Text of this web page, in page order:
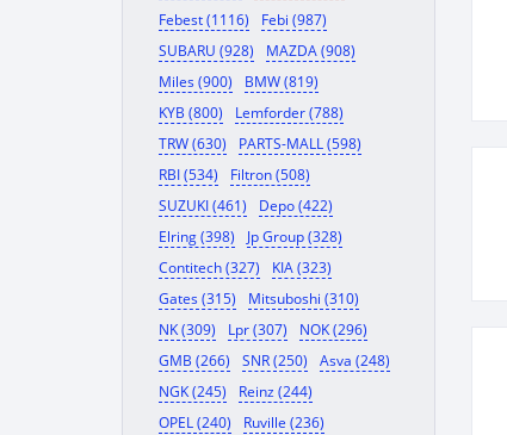
Febest (1116)
Febi (987)
SUBARU (928)
MAZDA (908)
Miles (900)
BMW (819)
KYB (800)
Lemforder (788)
TRW (630)
PARTS-MALL (598)
RBI (534)
Filtron (508)
SUZUKI (461)
Depo (422)
Elring (398)
Jp Group (328)
Contitech (327)
KIA (323)
Gates (315)
Mitsuboshi (310)
NK (309)
Lpr (307)
NOK (296)
GMB (266)
SNR (250)
Asva (248)
NGK (245)
Reinz (244)
OPEL (240)
Ruville (236)